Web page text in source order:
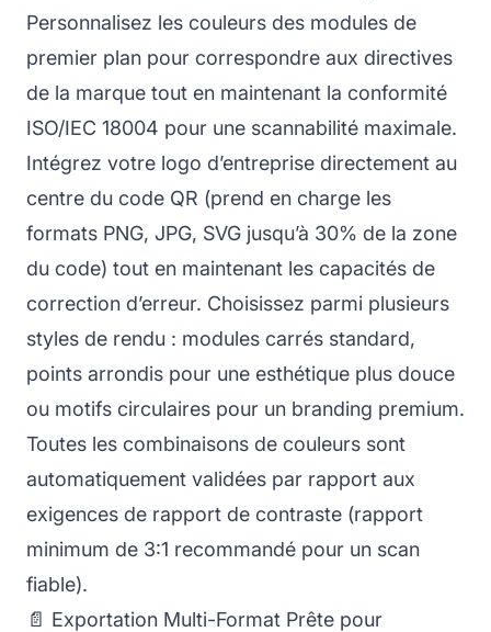
Personnalisez les couleurs des modules de
premier plan pour correspondre aux directives
de la marque tout en maintenant la conformité
ISO/IEC 18004 pour une scannabilité maximale.
Intégrez votre logo d’entreprise directement au
centre du code QR (prend en charge les
formats PNG, JPG, SVG jusqu’à 30% de la zone
du code) tout en maintenant les capacités de
correction d’erreur. Choisissez parmi plusieurs
styles de rendu : modules carrés standard,
points arrondis pour une esthétique plus douce
ou motifs circulaires pour un branding premium.
Toutes les combinaisons de couleurs sont
automatiquement validées par rapport aux
exigences de rapport de contraste (rapport
minimum de 3:1 recommandé pour un scan
fiable).
📄 Exportation Multi-Format Prête pour